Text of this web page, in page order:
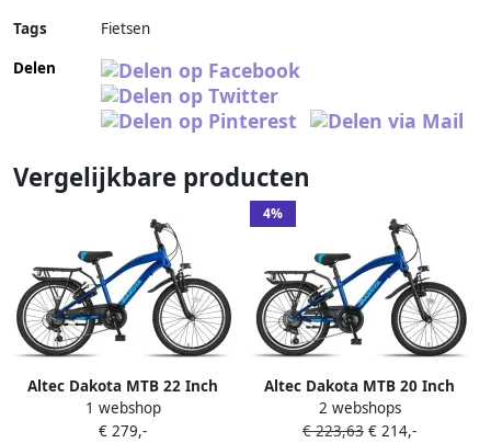
Tags
Fietsen
Delen
Vergelijkbare producten
Altec Dakota MTB 22 Inch
Jongens 7V V Brakes Navy
1 webshop
€ 279,-
4%
Altec Dakota MTB 20 Inch
Jongens 7V V Brakes Navy
2 webshops
€ 223,63 € 214,-